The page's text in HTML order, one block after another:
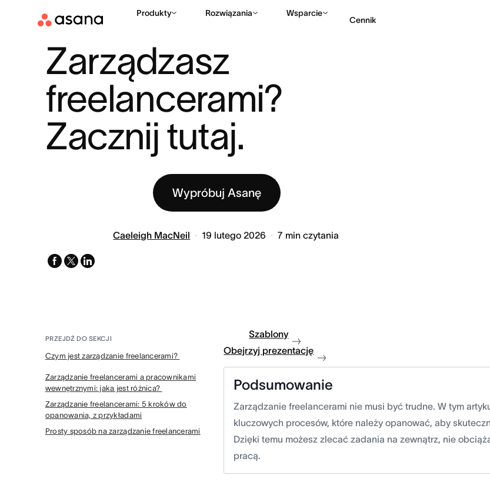
Produkty Rozwiązania Wsparcie
Cennik
Zarządzasz
freelancerami?
Zacznij tutaj.
Wypróbuj Asanę
Caeleigh MacNeil 19 lutego 2026 7 min czytania
facebook
x-
linkedin
PRZEJDŹ DO SEKCJI
Czym jest zarządzanie freelancerami?
Zarządzanie freelancerami a pracownikami
wewnętrznymi: jaka jest różnica?
Zarządzanie freelancerami: 5 kroków do
opanowania, z przykładami
Prosty sposób na zarządzanie freelancerami
Szablony
Obejrzyj prezentację
Podsumowanie
Zarządzanie freelancerami nie musi być trudne. W tym
kluczowych procesów, które należy opanować, aby
Dzięki temu możesz zlecać zadania na zewnątrz, nie
pracą.